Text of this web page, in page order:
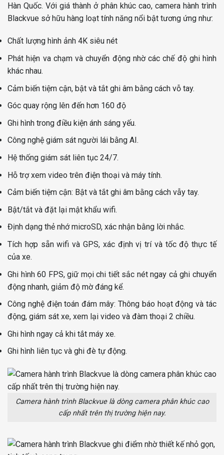
Hàn Quốc. Với giá thành ở phân khúc cao, camera hành trình
Blackvue sở hữu hàng loạt tính năng nổi bật tương ứng như:
Chất lượng hình ảnh 4K siêu nét
Phát hiện va chạm và chuyển động nhờ các chế độ ghi hình
khác nhau.
Cảm biến tiệm cận, bật và tắt ghi âm bằng cách vỗ tay.
Góc quay rộng lên đến hơn 160 độ
Ghi hình trong điều kiện ánh sáng yếu.
Công nghệ giám sát người lái bằng AI.
Hệ thống giám sát liên tục 24/7.
Hỗ trợ xem video trên điện thoại và máy tính.
Cảm biến tiệm cận: Bật và tắt ghi âm bằng cách vẫy tay.
Bật/tắt và đặt lại mật khẩu wifi.
Định dạng thẻ nhớ microSD, xác nhận bằng lời nhắc.
Tích hợp sẵn wifi và GPS, xác định vị trí và tốc độ thực tế
của xe.
Ghi hình 60 FPS, giữ mọi chi tiết sắc nét ngay cả ghi chuyển
động nhanh, giảm độ mờ đáng kể.
Công nghệ điện toán đám mây: Thông báo hoạt động và tác
động, giám sát xe, xem lại video và đàm thoại 2 chiều.
Ghi hình ngay cả khi tắt máy xe.
Ghi hình liên tục và ghi đè tự động.
Camera hành trình Blackvue là dòng camera phân khúc cao
cấp nhất trên thị trường hiện nay.